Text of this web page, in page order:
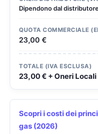
Dipendono dal
QUOTA COMMERCIALE
23,00 €
TOTALE (IVA ESCLUSA)
23,00 € + Oneri Locali
Scopri i costi dei
gas (2026)